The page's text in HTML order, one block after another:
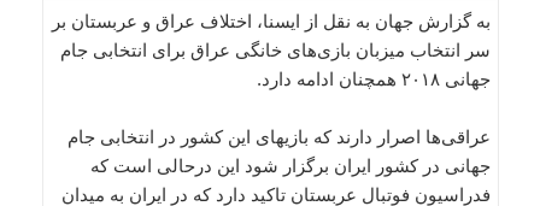
به گزارش جهان به نقل از ایسنا، اختلاف عراق و عربستان بر
سر انتخاب میزبان بازی‌های خانگی عراق برای انتخابی جام
جهانی ۲۰۱۸ همچنان ادامه دارد.
عراقی‌ها اصرار دارند که بازیهای این کشور در انتخابی جام
جهانی در کشور ایران برگزار شود این درحالی است که
فدراسیون فوتبال عربستان تاکید دارد که در ایران به میدان